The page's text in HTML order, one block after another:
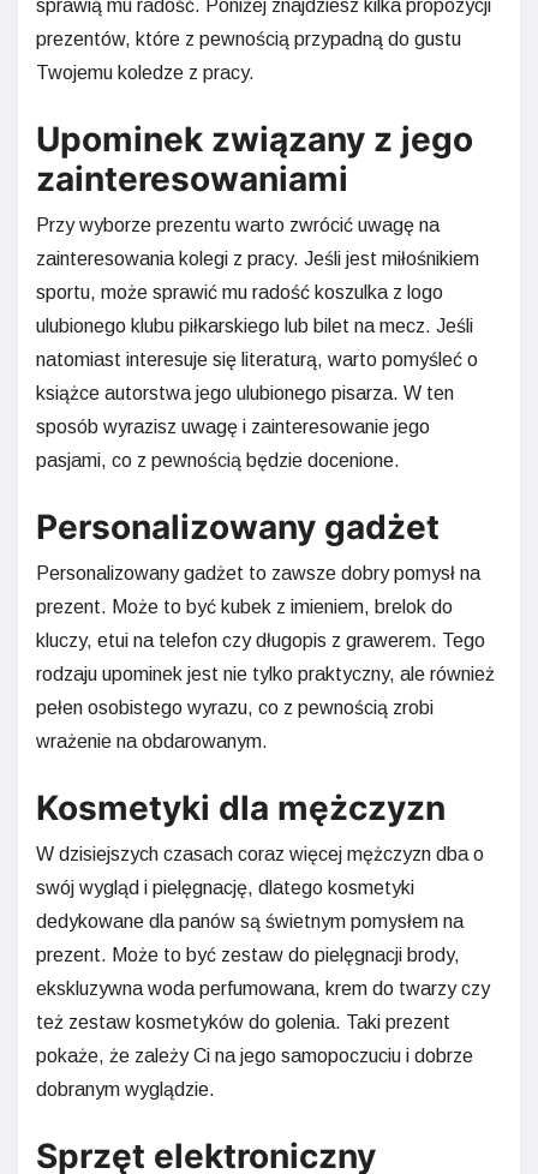
sprawią mu radość. Poniżej znajdziesz kilka propozycji
prezentów, które z pewnością przypadną do gustu
Twojemu koledze z pracy.
Upominek związany z jego
zainteresowaniami
Przy wyborze prezentu warto zwrócić uwagę na
zainteresowania kolegi z pracy. Jeśli jest miłośnikiem
sportu, może sprawić mu radość koszulka z logo
ulubionego klubu piłkarskiego lub bilet na mecz. Jeśli
natomiast interesuje się literaturą, warto pomyśleć o
książce autorstwa jego ulubionego pisarza. W ten
sposób wyrazisz uwagę i zainteresowanie jego
pasjami, co z pewnością będzie docenione.
Personalizowany gadżet
Personalizowany gadżet to zawsze dobry pomysł na
prezent. Może to być kubek z imieniem, brelok do
kluczy, etui na telefon czy długopis z grawerem. Tego
rodzaju upominek jest nie tylko praktyczny, ale również
pełen osobistego wyrazu, co z pewnością zrobi
wrażenie na obdarowanym.
Kosmetyki dla mężczyzn
W dzisiejszych czasach coraz więcej mężczyzn dba o
swój wygląd i pielęgnację, dlatego kosmetyki
dedykowane dla panów są świetnym pomysłem na
prezent. Może to być zestaw do pielęgnacji brody,
ekskluzywna woda perfumowana, krem do twarzy czy
też zestaw kosmetyków do golenia. Taki prezent
pokaże, że zależy Ci na jego samopoczuciu i dobrze
dobranym wyglądzie.
Sprzęt elektroniczny